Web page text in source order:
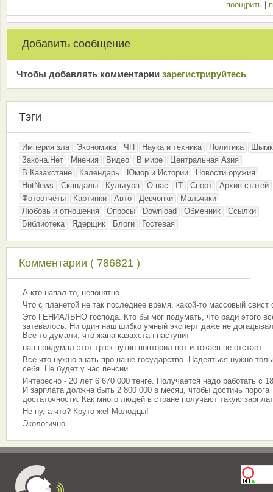
поощрить
Добавить сообщение
Чтобы добавлять комментарии зарeгиcтрирyйтeсь
Тэги
Империя зла Экономика ЧП Наука и техника Политика
Закона.Нет
Мнения Видео В мире
Центральная Азия
В Казахстане
Календарь Юмор и Истории
Новости оружия
HotNews
Скандалы Культура О нас IT Спорт
Архив статей
Фотоотчёты
Картинки Авто Девчонки
Мальчики
Любовь и отношения
Опросы Download Обменник
Ссылки
Библиотека
Ядерщик Блоги Гостевая
Комментарии ( 786821 )
А кто напал то, непонятно
Что с планетой не так последнее время, какой-то массовый свист
Это ГЕНИАЛЬНО господа. Кто бы мог подумать, что ради этого
затевалось. Ни один наш шибко умный эксперт даже не
Все то думали, что жана казахстан наступит
нан придумал этот трюк путин повторил вот и токаев не отстает
Всё что нужно знать про наше государство. Надеяться нужно
себя. Не будет у нас пенсии.
Интересно - 20 лет 6 670 000 тенге. Получается надо работать с
И зарплата должна быть 2 800 000 в месяц, чтобы достичь порога
достаточности. Как много людей в стране получают такую
Не ну, а что? Круто же! Молодцы!
Экологично